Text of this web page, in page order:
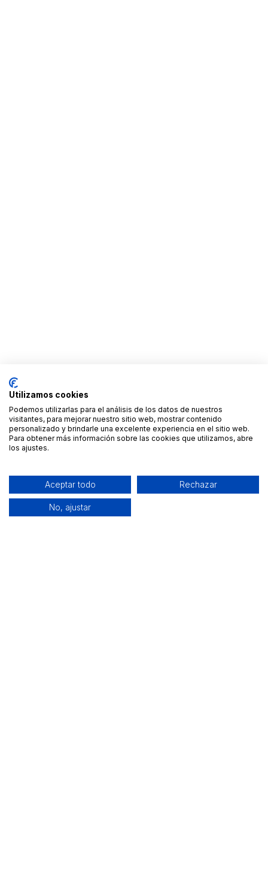
Utilizamos cookies
Podemos utilizarlas para el análisis de los datos de nuestros
visitantes, para mejorar nuestro sitio web, mostrar contenido
personalizado y brindarle una excelente experiencia en el sitio web.
Para obtener más información sobre las cookies que utilizamos, abre
los ajustes.
Aceptar todo Rechazar
No, ajustar